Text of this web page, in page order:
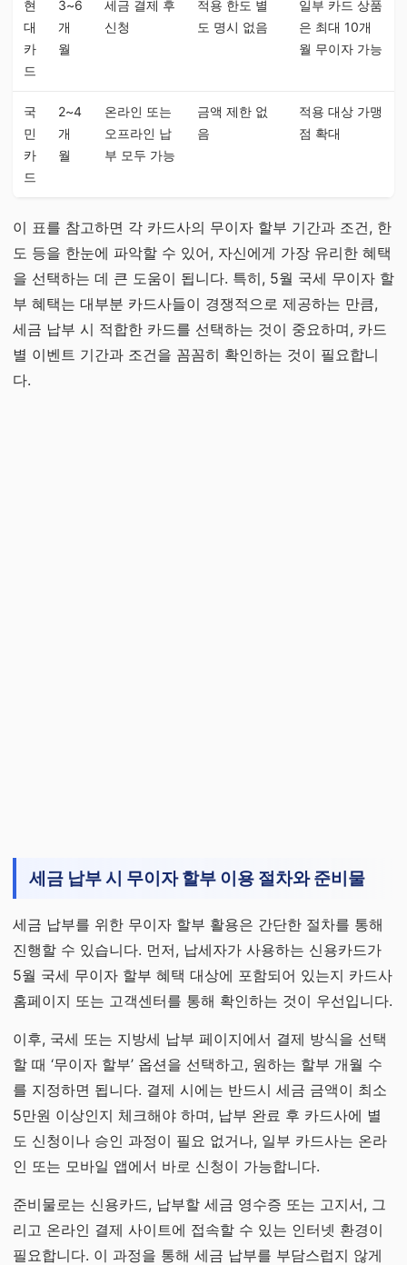
현
대
카
드
3~6
개
월
세금 결제 후
신청
적용 한도 별
도 명시 없음
일부 카드 상품
은 최대 10개
월 무이자 가능
국
민
카
드
2~4
개
월
온라인 또는
오프라인 납
부 모두 가능
금액 제한 없
음
적용 대상 가맹
점 확대
이 표를 참고하면 각 카드사의 무이자 할부 기간과 조건, 한
도 등을 한눈에 파악할 수 있어, 자신에게 가장 유리한 혜택
을 선택하는 데 큰 도움이 됩니다. 특히, 5월 국세 무이자 할
부 혜택는 대부분 카드사들이 경쟁적으로 제공하는 만큼,
세금 납부 시 적합한 카드를 선택하는 것이 중요하며, 카드
별 이벤트 기간과 조건을 꼼꼼히 확인하는 것이 필요합니
다.
세금 납부 시 무이자 할부 이용 절차와 준비물
세금 납부를 위한 무이자 할부 활용은 간단한 절차를 통해
진행할 수 있습니다. 먼저, 납세자가 사용하는 신용카드가
5월 국세 무이자 할부 혜택 대상에 포함되어 있는지 카드사
홈페이지 또는 고객센터를 통해 확인하는 것이 우선입니다.
이후, 국세 또는 지방세 납부 페이지에서 결제 방식을 선택
할 때 ‘무이자 할부’ 옵션을 선택하고, 원하는 할부 개월 수
를 지정하면 됩니다. 결제 시에는 반드시 세금 금액이 최소
5만원 이상인지 체크해야 하며, 납부 완료 후 카드사에 별
도 신청이나 승인 과정이 필요 없거나, 일부 카드사는 온라
인 또는 모바일 앱에서 바로 신청이 가능합니다.
준비물로는 신용카드, 납부할 세금 영수증 또는 고지서, 그
리고 온라인 결제 사이트에 접속할 수 있는 인터넷 환경이
필요합니다. 이 과정을 통해 세금 납부를 부담스럽지 않게